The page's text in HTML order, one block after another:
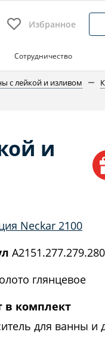
Избранное
Сотрудничество
с лейкой и изливом
и
Neckar 2100
глянцевое
в комплект
для ванны и